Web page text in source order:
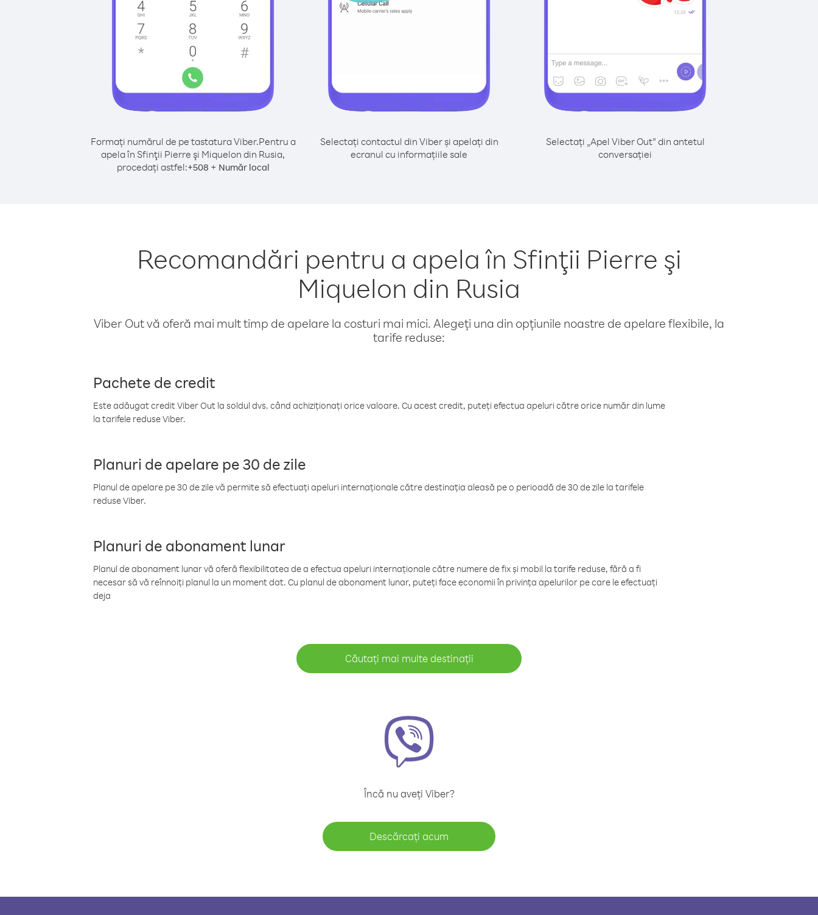
Formați numărul de pe tastatura Viber.Pentru a
apela în Sfinţii Pierre şi Miquelon din Rusia,
procedați astfel:+508 + Număr local
Selectați contactul din Viber și apelați din
ecranul cu informațiile sale
Selectați „Apel Viber Out” din antetul
conversației
Recomandări pentru a apela în Sfinţii Pierre şi
Miquelon din Rusia
Viber Out vă oferă mai mult timp de apelare la costuri mai mici. Alegeți una din opțiunile noastre de apelare flexibile, la
tarife reduse:
Pachete de credit
Este adăugat credit Viber Out la soldul dvs. când achiziționați orice valoare. Cu acest credit, puteți efectua apeluri către orice număr din lume
la tarifele reduse Viber.
Planuri de apelare pe 30 de zile
Planul de apelare pe 30 de zile vă permite să efectuați apeluri internaționale către destinația aleasă pe o perioadă de 30 de zile la tarifele
reduse Viber.
Planuri de abonament lunar
Planul de abonament lunar vă oferă flexibilitatea de a efectua apeluri internaționale către numere de fix și mobil la tarife reduse, fără a fi
necesar să vă reînnoiți planul la un moment dat. Cu planul de abonament lunar, puteți face economii în privința apelurilor pe care le efectuați
deja
Căutați mai multe destinații
Încă nu aveți Viber?
Descărcați acum